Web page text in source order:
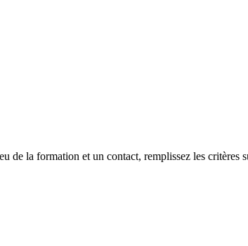
de la formation et un contact, remplissez les critères